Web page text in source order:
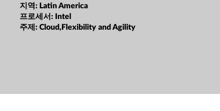
지역: Latin America
프로세서: Intel
주제: Cloud,Flexibility and Agility